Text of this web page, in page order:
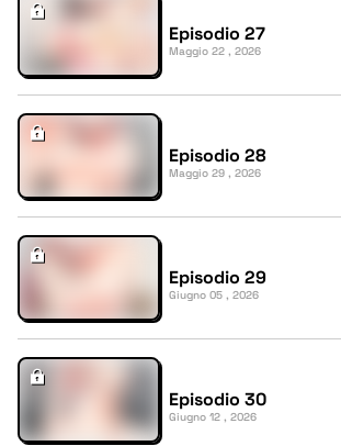
Episodio 27
Maggio 22 , 2026
Episodio 28
Maggio 29 , 2026
Episodio 29
Giugno 05 , 2026
Episodio 30
Giugno 12 , 2026